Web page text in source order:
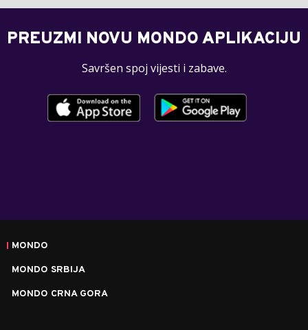
PREUZMI NOVU MONDO APLIKACIJU
Savršen spoj vijesti i zabave.
MONDO
MONDO SRBIJA
MONDO CRNA GORA